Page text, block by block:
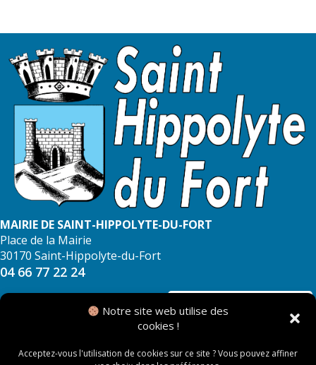
Notre site web utilise des
cookies !
Acceptez-vous l'utilisation de cookies sur ce site ? Vous pouvez affiner
MAIRIE DE SAINT-HIPPOLYTE-DU-FORT
Place de la Mairie
30170 Saint-Hippolyte-du-Fort
04 66 77 22 24
NOUS CONTACTER